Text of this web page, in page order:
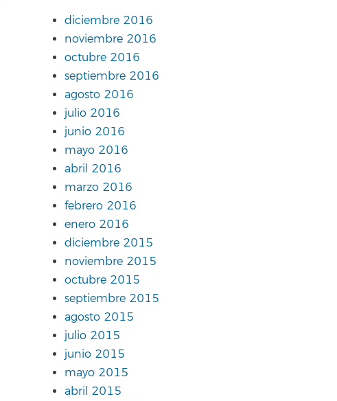
diciembre 2016
noviembre 2016
octubre 2016
septiembre 2016
agosto 2016
julio 2016
junio 2016
mayo 2016
abril 2016
marzo 2016
febrero 2016
enero 2016
diciembre 2015
noviembre 2015
octubre 2015
septiembre 2015
agosto 2015
julio 2015
junio 2015
mayo 2015
abril 2015